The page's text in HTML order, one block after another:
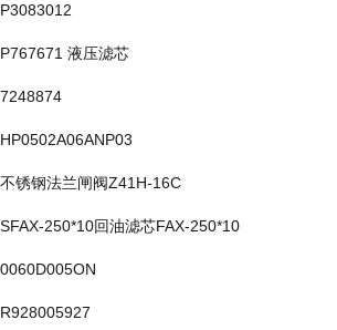
P3083012
P767671 液压滤芯
7248874
HP0502A06ANP03
不锈钢法兰闸阀Z41H-16C
SFAX-250*10回油滤芯FAX-250*10
0060D005ON
R928005927